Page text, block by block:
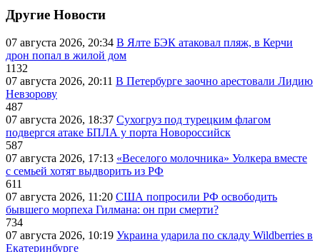
Другие Новости
07 августа 2026, 20:34 В Ялте БЭК атаковал пляж, в Керчи
дрон попал в жилой дом
1132
07 августа 2026, 20:11 В Петербурге заочно арестовали Лидию
Невзорову
487
07 августа 2026, 18:37 Сухогруз под турецким флагом
подвергся атаке БПЛА у порта Новороссийск
587
07 августа 2026, 17:13 «Веселого молочника» Уолкера вместе
с семьей хотят выдворить из РФ
611
07 августа 2026, 11:20 США попросили РФ освободить
бывшего морпеха Гилмана: он при смерти?
734
07 августа 2026, 10:19 Украина ударила по складу Wildberries в
Екатеринбурге